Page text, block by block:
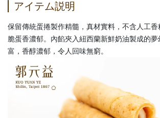
アイテム説明
保留傳統蛋捲製作精髓，真材實料，不含人工
脆蛋香濃郁。內餡夾入紐西蘭新鮮奶油製成的
富，香醇濃郁，令人回味無窮。